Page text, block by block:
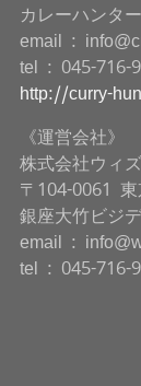
カレーハンタ
email :
tel : 045-716-
http://curry-
《運営会社》
株式会社ウィ
〒104-0061 東
銀座大竹ビジ
email :
tel : 045-716-